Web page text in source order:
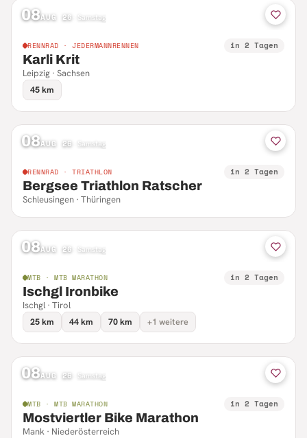
08AUG 26 Samstag
RENNRAD · JEDERMANNRENNEN in 2 Tagen
Karli Krit
Leipzig · Sachsen
45 km
08AUG 26 Samstag
RENNRAD · TRIATHLON in 2 Tagen
Bergsee Triathlon Ratscher
Schleusingen · Thüringen
08AUG 26 Samstag
MTB · MTB MARATHON in 2 Tagen
Ischgl Ironbike
Ischgl · Tirol
25 km
44 km 70 km +1 weitere
08AUG 26 Samstag
MTB · MTB MARATHON in 2 Tagen
Mostviertler Bike Marathon
Mank · Niederösterreich